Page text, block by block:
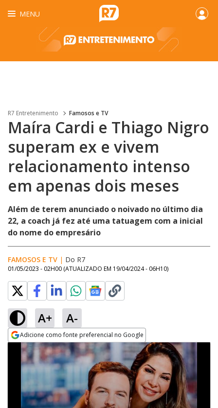
MENU
R7 Entretenimento Famosos e TV
Maíra Cardi e Thiago Nigro
superam ex e vivem
relacionamento intenso
em apenas dois meses
Além de terem anunciado o noivado no último dia
22, a coach já fez até uma tatuagem com a inicial
do nome do empresário
FAMOSOS E TV | Do R7
01/05/2023 - 02H00 (ATUALIZADO EM 19/04/2024 - 06H10)
A+ A-
Adicione como fonte preferencial no Google
Opens in new window